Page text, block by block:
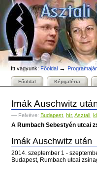
Tovább
tartalomhoz
Ugrás
navigációhoz
Személyes
eszközök
Itt vagyunk: Főoldal →
Bekezdések
Főoldal Képgaléria
Imák Auschwitz
— Felvéve: Budapest ,hír,Asztali ,
A Rumbach Sebestyén utcai
Imák Auschwitz után
2014. szeptember 1 -
Budapest, Rumbach utcai